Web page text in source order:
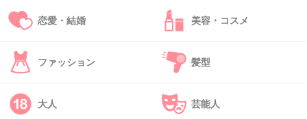
叩くことじゃない
恋愛・結婚 美容・コスメ
ファッション 髪型
大人 芸能人